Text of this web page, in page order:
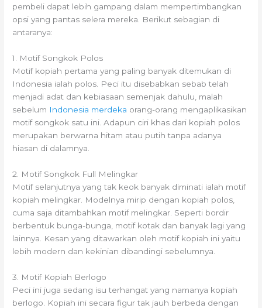
pembeli dapat lebih gampang dalam mempertimbangkan
opsi yang pantas selera mereka. Berikut sebagian di
antaranya:
1. Motif Songkok Polos
Motif kopiah pertama yang paling banyak ditemukan di
Indonesia ialah polos. Peci itu disebabkan sebab telah
menjadi adat dan kebiasaan semenjak dahulu, malah
sebelum Indonesia merdeka orang-orang mengaplikasikan
motif songkok satu ini. Adapun ciri khas dari kopiah polos
merupakan berwarna hitam atau putih tanpa adanya
hiasan di dalamnya.
2. Motif Songkok Full Melingkar
Motif selanjutnya yang tak keok banyak diminati ialah motif
kopiah melingkar. Modelnya mirip dengan kopiah polos,
cuma saja ditambahkan motif melingkar. Seperti bordir
berbentuk bunga-bunga, motif kotak dan banyak lagi yang
lainnya. Kesan yang ditawarkan oleh motif kopiah ini yaitu
lebih modern dan kekinian dibandingi sebelumnya.
3. Motif Kopiah Berlogo
Peci ini juga sedang isu terhangat yang namanya kopiah
berlogo. Kopiah ini secara figur tak jauh berbeda dengan